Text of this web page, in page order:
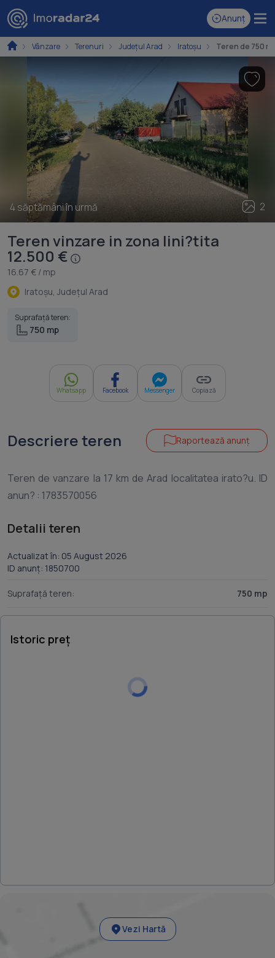
Anunț
Vânzare Terenuri Județul Arad Iratoșu Teren de 750
4 săptămâni în urmă 2
Teren vinzare in zona lini?tita
12.500 €
16.67 € / mp
Iratoşu, Judeţul Arad
Suprafață teren:
750 mp
Whatsapp Facebook Messenger Copiază
Descriere teren Raportează anunț
Teren de vanzare la 17 km de Arad localitatea irato?u. ID
Detalii teren
Actualizat în: 05 August 2026
ID anunț: 1850700
Suprafață teren: 750 mp
Istoric preț
Vezi Hartă